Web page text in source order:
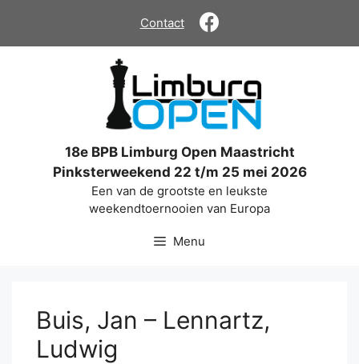
de
Contact
18e BPB Limburg Open Maastricht
Pinksterweekend 22 t/m 25 mei 2026
Een van de grootste en leukste
weekendtoernooien van Europa
Menu
Buis, Jan – Lennartz,
Ludwig